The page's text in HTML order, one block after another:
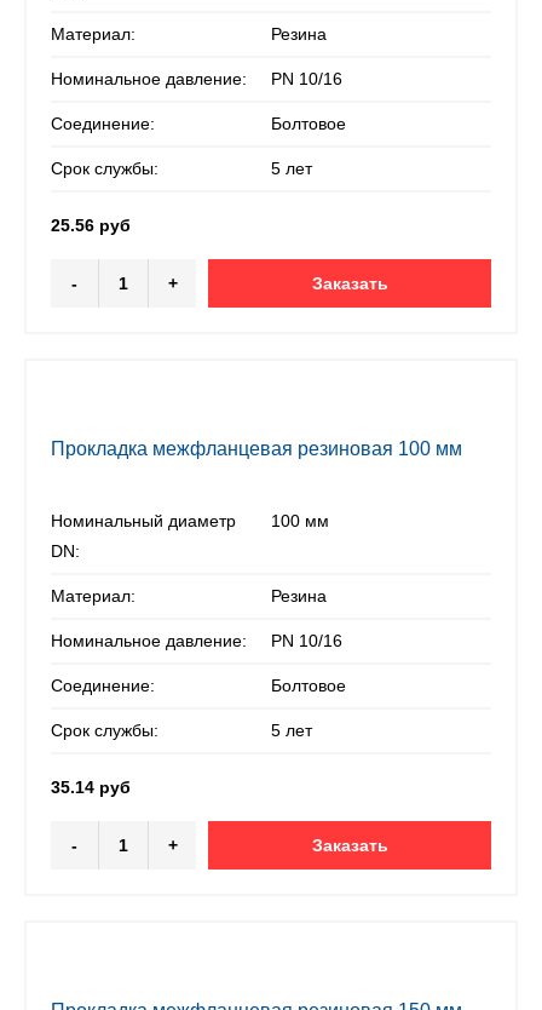
Материал: Резина
Номинальное давление: PN 10/16
Соединение: Болтовое
Срок службы: 5 лет
25.56 руб
- + Заказать
Прокладка межфланцевая резиновая 100 мм
Номинальный диаметр
DN:
100 мм
Материал: Резина
Номинальное давление: PN 10/16
Соединение: Болтовое
Срок службы: 5 лет
35.14 руб
- + Заказать